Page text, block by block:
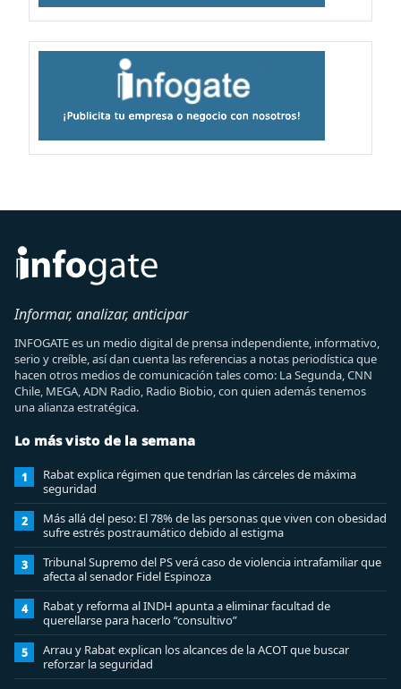
Informar, analizar, anticipar
INFOGATE es un medio digital de prensa independiente, informativo,
serio y creíble, así dan cuenta las referencias a notas periodística que
hacen otros medios de comunicación tales como: La Segunda, CNN
Chile, MEGA, ADN Radio, Radio Biobio, con quien además tenemos
una alianza estratégica.
Lo más visto de la semana
1
Rabat explica régimen que tendrían las cárceles de máxima
seguridad
2
Más allá del peso: El 78% de las personas que viven con obesidad
sufre estrés postraumático debido al estigma
3
Tribunal Supremo del PS verá caso de violencia intrafamiliar que
afecta al senador Fidel Espinoza
4
Rabat y reforma al INDH apunta a eliminar facultad de
querellarse para hacerlo “consultivo”
5
Arrau y Rabat explican los alcances de la ACOT que buscar
reforzar la seguridad